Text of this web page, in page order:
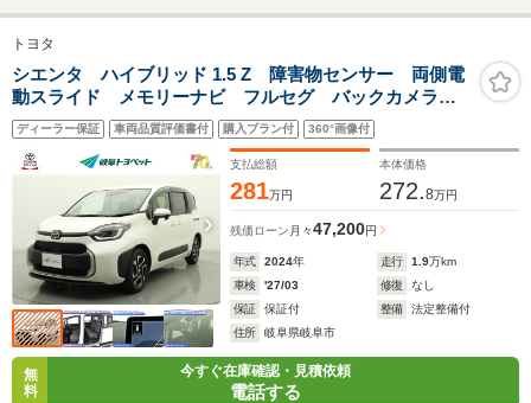
ブレコーダー チェッ
クコンビヒーターシー
ト CD DVD フル
セグ ミュージックラ
ック フロアマット
り防止装置/ア
レール/禁煙車
ッグ 運転席
トヨタ
シエンタ ハイブリッド 1.5 Z 障害物センサー 両側電
動スライド メモリーナビ フルセグ バックカメラ
ドラレコ ミュージックプレイヤー接続可 衝突被害軽
減システム ETC スマートキー LEDヘッドランプ
ウオークスルー
ディーラー保証 車両品質評価書付 購入プラン付 360°画像付
支払総額
281万円
本体価格
272.8万円
残価ローン 月々47,200円
年式 2024年 走行 1.9万km
車検
'27/03 修復
なし
保証
保証付 整備
法定整備付
住所
岐阜県岐阜市
無
料
今すぐ在庫確認・見積依頼
電話する